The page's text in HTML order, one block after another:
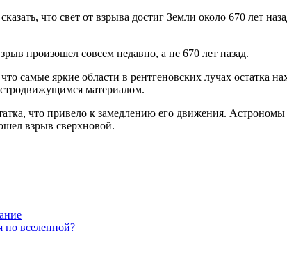
что свет от взрыва достиг Земли около 670 лет
произошел совсем недавно, а не 670 лет назад.
яркие области в рентгеновских лучах остатка
материалом.
что привело к замедлению его движения.
взрыв сверхновой.
по вселенной?